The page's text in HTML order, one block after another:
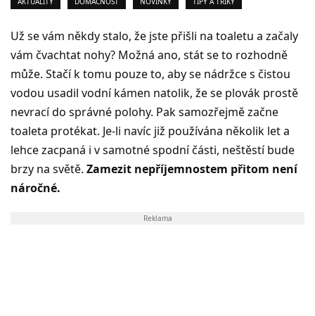
Už se vám někdy stalo, že jste přišli na toaletu a začaly
vám čvachtat nohy? Možná ano, stát se to rozhodně
může. Stačí k tomu pouze to, aby se nádržce s čistou
vodou usadil vodní kámen natolik, že se plovák prostě
nevrací do správné polohy. Pak samozřejmě začne
toaleta protékat. Je-li navíc již používána několik let a
lehce zacpaná i v samotné spodní části, neštěstí bude
brzy na světě. Zamezit nepříjemnostem přitom není
náročné.
Reklama